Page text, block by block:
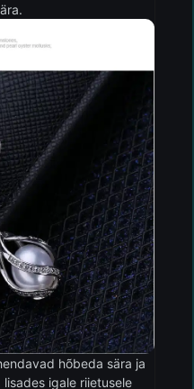
hõbeda sära ja
igale riietusele